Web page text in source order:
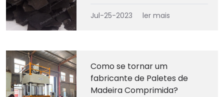
Jul-25-2023 ler mais
Como se tornar um
fabricante de Paletes de
Madeira Comprimida?